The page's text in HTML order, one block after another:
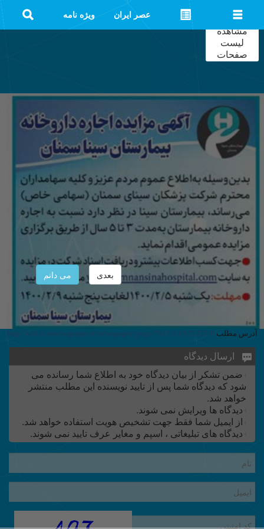
عصر ایران ویژه نامه
آدرس مطلب
ارسال دیدگاه
ضمن تشکر از بیان دیدگاه خود به اطلاع شما رسانده می
شود که دیدگاه شما پس از تایید نویسنده این مطلب منتشر
خواهد شد.
دیدگاه ها ویرایش نمی شوند.
از ایمیل شما فقط جهت تشخیص هویت استفاده خواهد شد.
دیدگاه های تبلیغاتی ، اسپم و مغایر عرف تایید نمی شوند.
مشاهده
لیست
صفحات
بعدی می دانم